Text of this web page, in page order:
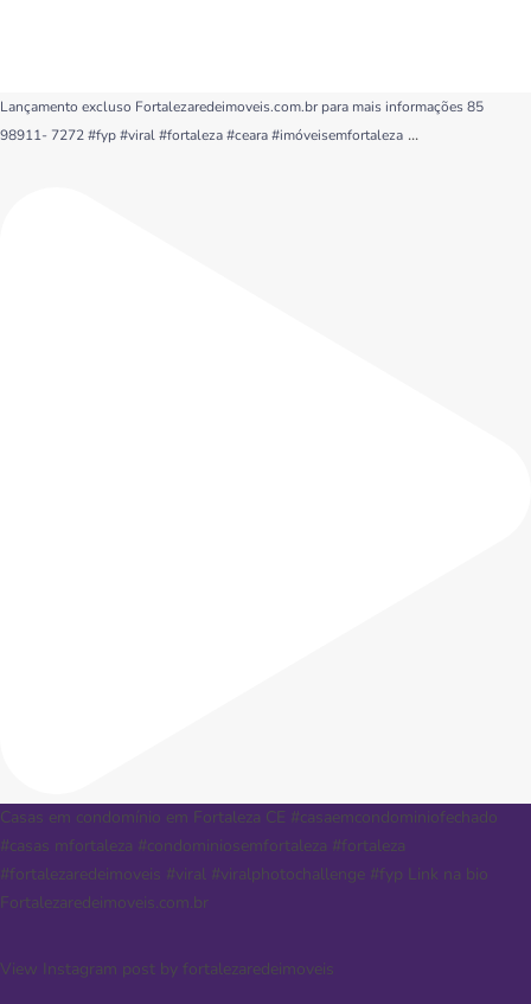
Lançamento excluso Fortalezaredeimoveis.com.br para mais informações 85
98911- 7272 #fyp #viral #fortaleza #ceara #imóveisemfortaleza ...
Casas em condomínio em Fortaleza CE #casaemcondominiofechado
#casas mfortaleza #condominiosemfortaleza #fortaleza
#fortalezaredeimoveis #viral #viralphotochallenge #fyp Link na bio
Fortalezaredeimoveis.com.br
View Instagram post by fortalezaredeimoveis